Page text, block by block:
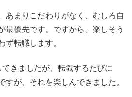
あまりこだわりがなく、むしろ自
最優先です。ですから、楽しそう
ず転職します。
きましたが、転職するたびに
すが、それを楽しんできました。